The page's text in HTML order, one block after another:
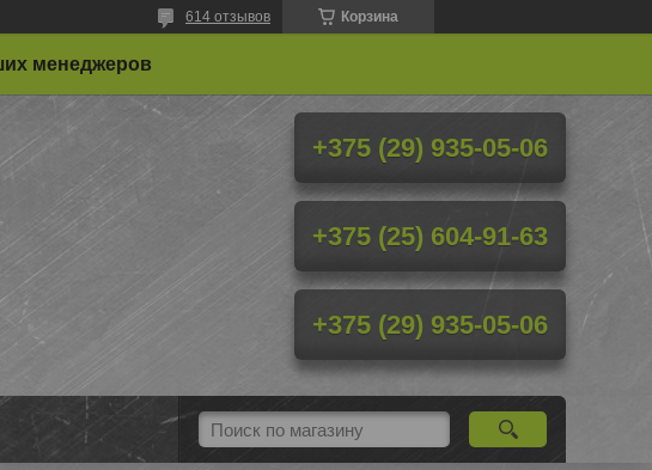
Корзина
614 отзывов
менеджеров
+375 (29) 935-05-06
+375 (25) 604-91-63
+375 (29) 935-05-06